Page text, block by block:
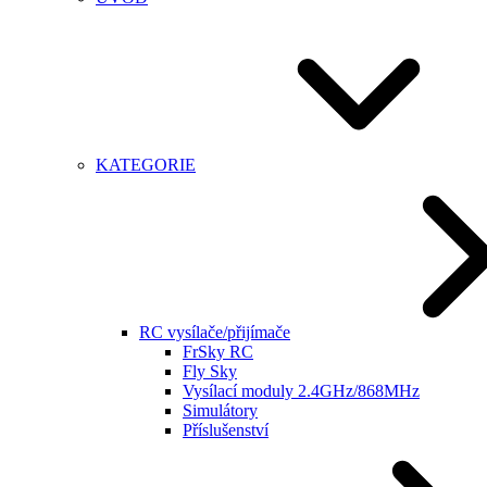
KATEGORIE
RC vysílače/přijímače
FrSky RC
Fly Sky
Vysílací moduly 2.4GHz/868MHz
Simulátory
Příslušenství